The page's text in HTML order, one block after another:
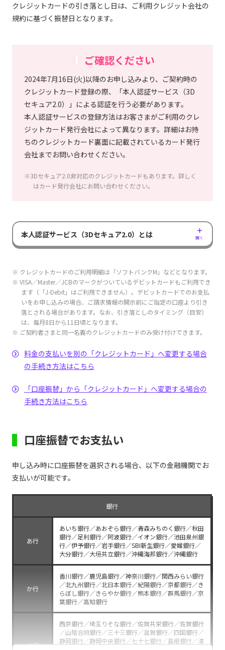
クレジットカードの引き落とし日は、ご利用クレジット会社の
規約に基づく振替日となります。
ご確認ください
2024年7月16日(火)以降のお申し込みより、ご契約時の
クレジットカード登録の際、「本人認証サービス（3D
セキュア2.0）」による認証を行う必要があります。
本人認証サービスの登録方法はお客さまがご利用のクレ
ジットカード発行会社によって異なります。詳細はお持
ちのクレジットカード裏面に記載されているカード発行
会社までお問い合わせください。
※3Dセキュア2.0非対応のクレジットカードもあります。詳しく
はカード発行会社にお問い合わせください。
本人認証サービス（3Dセキュア2.0）とは 開く
※ クレジットカードのご利用明細は「ソフトバンクM」などとなります。
※ VISA／Master／JCBのマークがついているデビットカードもご利用でき
ます（「J-Debit」はご利用できません）。デビットカードでのお支払
いをお申し込みの場合、ご請求情報の開示前にご指定の口座より引き
落とされる場合があります。なお、引き落としのタイミング（目安）
は、毎月8日から11日頃となります。
※ ご契約者さまと同一名義のクレジットカードのみ受け付けできます。
料金の支払いを別の「クレジットカード」へ変更する場合
の手続き方法はこちら
「口座振替」から「クレジットカード」へ変更する場合の
手続き方法はこちら
口座振替でお支払い
申し込み時に口座振替を選択される場合、以下の金融機関でお
支払いが可能です。
銀行
あ行
あいち銀行／あおぞら銀行／青森みちのく銀行／秋田
銀行／足利銀行／阿波銀行／イオン銀行／池田泉州銀
行／伊予銀行／岩手銀行／SBI新生銀行／愛媛銀行／
大分銀行／大垣共立銀行／沖縄海邦銀行／沖縄銀行
か行
香川銀行／鹿児島銀行／神奈川銀行／関西みらい銀行
／北九州銀行／北日本銀行／紀陽銀行／京都銀行／き
らぼし銀行／きらやか銀行／熊本銀行／群馬銀行／京
葉銀行／高知銀行
さ行
西京銀行／埼玉りそな銀行／佐賀共栄銀行／佐賀銀行
／山陰合同銀行／三十三銀行／滋賀銀行／四国銀行／
静岡銀行／静岡中央銀行／七十七銀行／島根銀行／清